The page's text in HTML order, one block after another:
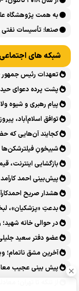
است
به همت پژوهشگاه
«اربعین حسینی در
صنعا: تأسیسات
شبکه های اجتماعی
تعهدات رئیس
پشت پرده دعوای
پیام رهبری و شیوه
توافق اسلام‌آباد،
کجایند آن‌هایی که
شبیخونِ فیلترشکن‌ها
بازگشایی اینترنت،
پیش‌بینی احمد
هشدار صریح
بدعتِ «پزشکیان»،
قانون‌گریزی در روز
در حوالی خانه
عضو دفتر سعید
است
آخرین مشق ناتمام؛
پربازدید شد
پیش بینی عجیب
از تنگه تا تهران؛